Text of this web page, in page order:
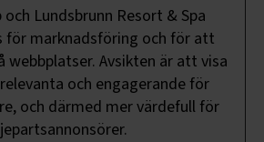
Lundsbrunn Resort & Spa
för marknadsföring och för att
webbplatser. Avsikten är att visa
och engagerande för
och därmed mer värdefull för